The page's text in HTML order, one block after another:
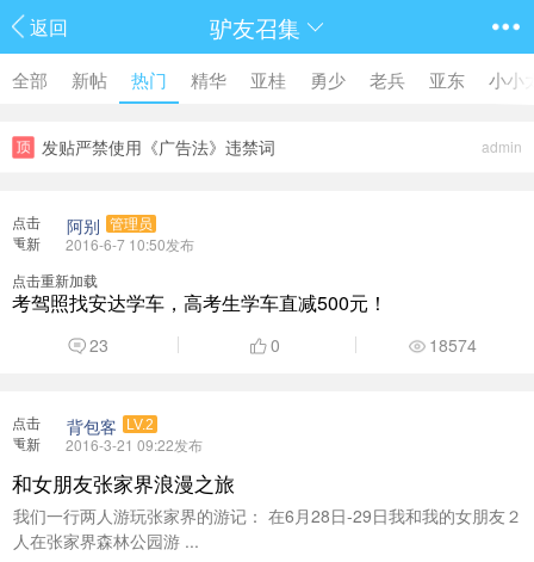
返回 驴友召集
全部 新帖 热门 精华 亚桂 勇少 老兵 亚东 小小
admin
发贴严禁使用《广告法》违禁词
点击
重新
阿别 管理员
2016-6-7 10:50发布
点击重新加载
考驾照找安达学车，高考生学车直减500元！
23 0 18574
点击
重新
背包客 LV.2
2016-3-21 09:22发布
和女朋友张家界浪漫之旅
我们一行两人游玩张家界的游记： 在6月28日-29日我和我的女朋友２
人在张家界森林公园游 ...